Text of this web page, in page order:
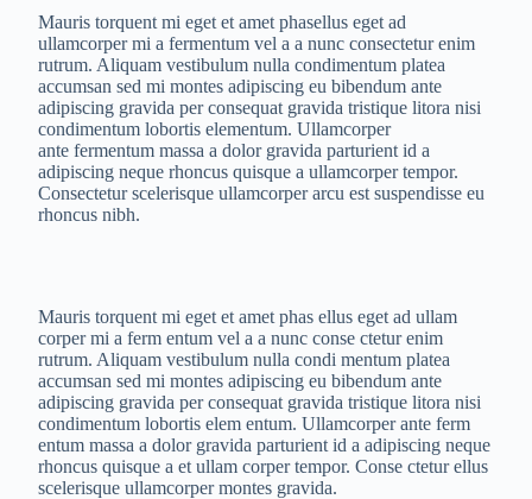
Mauris torquent mi eget et amet phasellus eget ad
ullamcorper mi a fermentum vel a a nunc consectetur enim
rutrum. Aliquam vestibulum nulla condimentum platea
accumsan sed mi montes adipiscing eu bibendum ante
adipiscing gravida per consequat gravida tristique litora nisi
condimentum lobortis elementum. Ullamcorper
ante fermentum massa a dolor gravida parturient id a
adipiscing neque rhoncus quisque a ullamcorper tempor.
Consectetur scelerisque ullamcorper arcu est suspendisse eu
rhoncus nibh.
Mauris torquent mi eget et amet phas ellus eget ad ullam
corper mi a ferm entum vel a a nunc conse ctetur enim
rutrum. Aliquam vestibulum nulla condi mentum platea
accumsan sed mi montes adipiscing eu bibendum ante
adipiscing gravida per consequat gravida tristique litora nisi
condimentum lobortis elem entum. Ullamcorper ante ferm
entum massa a dolor gravida parturient id a adipiscing neque
rhoncus quisque a et ullam corper tempor. Conse ctetur ellus
scelerisque ullamcorper montes gravida.